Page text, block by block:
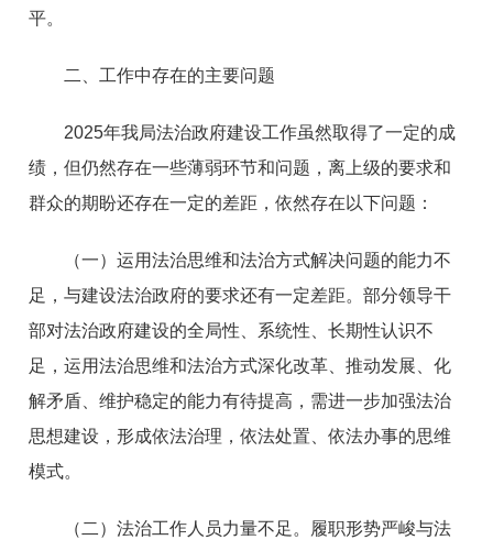
平。
二、工作中存在的主要问题
2025年我局法治政府建设工作虽然取得了一定的成
绩，但仍然存在一些薄弱环节和问题，离上级的要求和
群众的期盼还存在一定的差距，依然存在以下问题：
（一）运用法治思维和法治方式解决问题的能力不
足，与建设法治政府的要求还有一定差距。部分领导干
部对法治政府建设的全局性、系统性、长期性认识不
足，运用法治思维和法治方式深化改革、推动发展、化
解矛盾、维护稳定的能力有待提高，需进一步加强法治
思想建设，形成依法治理，依法处置、依法办事的思维
模式。
（二）法治工作人员力量不足。履职形势严峻与法